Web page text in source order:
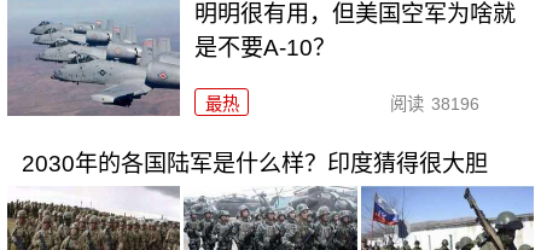
明明很有用，但美国空军为啥就
是不要A-10？
最热 阅读 38196
2030年的各国陆军是什么样？印度猜得很大胆